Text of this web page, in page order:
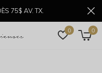
0 0
75$ AV. TX.